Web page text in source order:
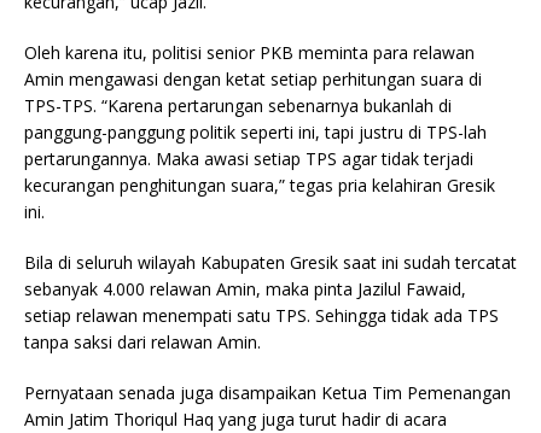
Oleh karena itu, politisi senior PKB meminta para relawan
Amin mengawasi dengan ketat setiap perhitungan suara di
TPS-TPS. “Karena pertarungan sebenarnya bukanlah di
panggung-panggung politik seperti ini, tapi justru di TPS-lah
pertarungannya. Maka awasi setiap TPS agar tidak terjadi
kecurangan penghitungan suara,” tegas pria kelahiran Gresik
ini.
Bila di seluruh wilayah Kabupaten Gresik saat ini sudah tercatat
sebanyak 4.000 relawan Amin, maka pinta Jazilul Fawaid,
setiap relawan menempati satu TPS. Sehingga tidak ada TPS
tanpa saksi dari relawan Amin.
Pernyataan senada juga disampaikan Ketua Tim Pemenangan
Amin Jatim Thoriqul Haq yang juga turut hadir di acara